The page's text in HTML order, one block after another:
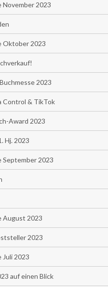
2023
Oktober 2023
2023
Control & TikTok
Award 2023
Hj. 2023
2023
August 2023
2023
2023
auf einen Blick